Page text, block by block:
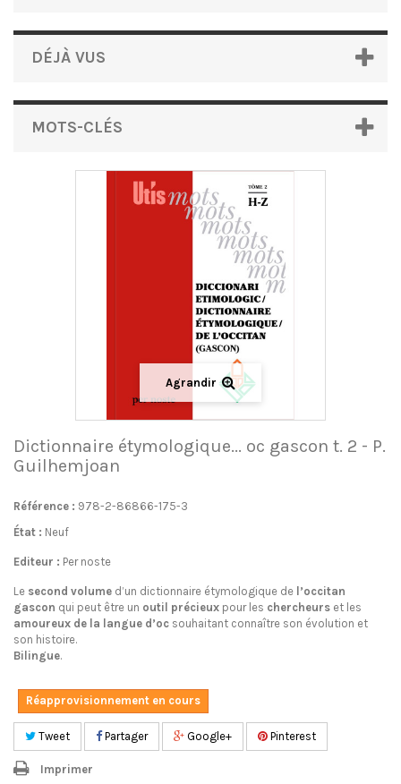
DÉJÀ VUS
MOTS-CLÉS
Agrandir
Dictionnaire étymologique... oc gascon t. 2 - P.
Guilhemjoan
Référence : 978-2-86866-175-3
État : Neuf
Editeur : Per noste
Le second volume d’un dictionnaire étymologique de l’occitan
gascon qui peut être un outil précieux pour les chercheurs et les
amoureux de la langue d’oc souhaitant connaître son évolution et
son histoire.
Bilingue.
Réapprovisionnement en cours
Tweet Partager Google+ Pinterest
Imprimer